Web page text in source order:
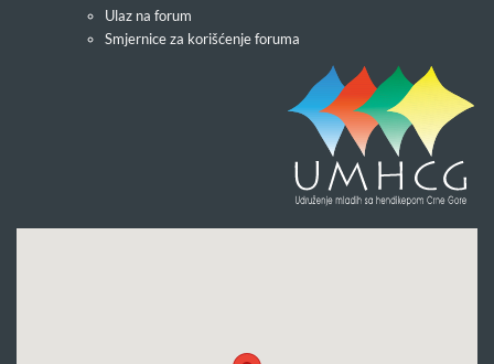
Ulaz na forum
Smjernice za korišćenje foruma